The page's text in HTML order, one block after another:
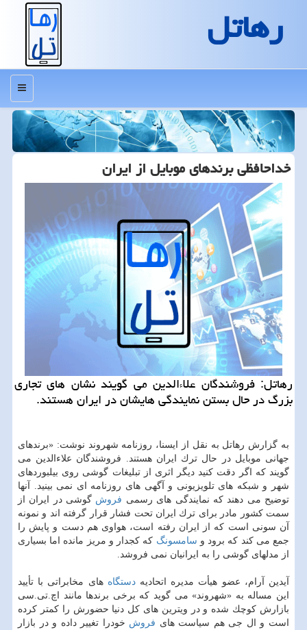
رهاتل
منو
خداحافظی برندهای موبایل از ایران
رهاتل: فروشندگان علاءالدین می گویند نشان های تجاری
بزرگ در حال بستن نمایندگی هایشان در ایران هستند.
به گزارش رهاتل به نقل از ایسنا، روزنامه شهروند نوشت: «برندهای
جهانی موبایل در حال ترك ایران هستند. فروشندگان علاءالدین می
‏گویند كه اگر دقت كنید دیگر اثری از تبلیغات گوشی روی بیلبوردهای
شهر و شبكه های تلویزیونی و ‏آگهی های روزنامه ای نمی بینید. آنها
توضیح می دهند كه نمایندگی های رسمی فروش گوشی در ایران ‏از
سمت كشور مادر برای ترك ایران تحت فشار قرار گرفته اند و نمونه
آن سونی است كه از ایران ‏رفته است، هواوی هم دست و پایش را
جمع می كند كه برود و سامسونگ كه كجدار و مریز مانده اما ‏بسیاری
از مدلهای گوشی را به ایرانیان نمی فروشد.
آیدین آرام، عضو هیأت مدیره اتحادیهدستگاه های مخابراتی با تأیید
این مساله به «شهروند» می ‏گوید كه برخی برندها مانند اچ.تی.سی
بازارش كوچك شده و در ویترین های كل دنیا حضورش را كمتر ‏كرده
است و ال جی هم سیاست های فروش خودرا تغییر داده و در بازار